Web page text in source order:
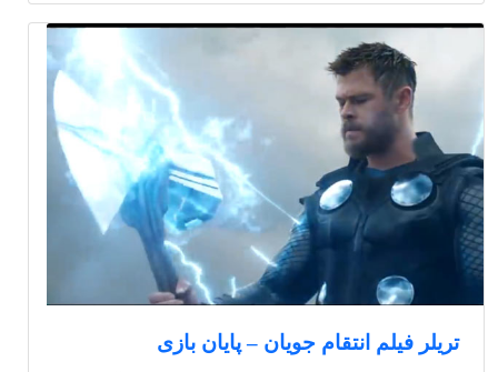
تریلر فیلم انتقام جویان – پایان بازی